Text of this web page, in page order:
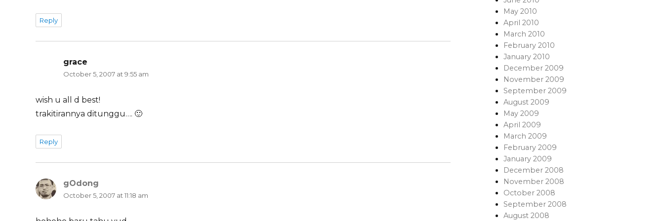
Reply
grace
October 5, 2007 at 9:55 am
wish u all d best!
trakitirannya ditunggu…. 🙂
Reply
gOdong
October 5, 2007 at 11:18 am
May 2010
April 2010
March 2010
February 2010
January 2010
December 2009
November 2009
September 2009
August 2009
May 2009
April 2009
March 2009
February 2009
January 2009
December 2008
November 2008
October 2008
September 2008
August 2008